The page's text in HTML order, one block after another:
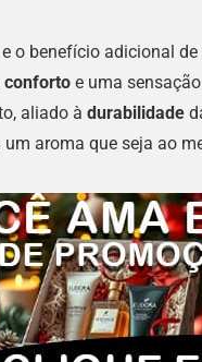
o benefício adicional
conforto e uma
aliado à durabilidade
aroma que seja ao